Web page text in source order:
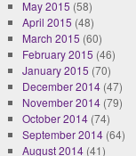
May 2015 (58)
April 2015 (48)
March 2015 (60)
February 2015 (46)
January 2015 (70)
December 2014(47)
November 2014(79)
October 2014(74)
September 2014(64)
August 2014(41)